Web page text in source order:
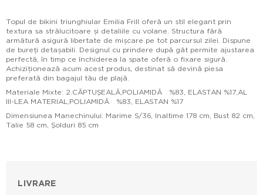
Topul de bikini triunghiular Emilia Frill oferă un stil elegant prin
textura sa strălucitoare și detaliile cu volane. Structura fără
armătură asigură libertate de mișcare pe tot parcursul zilei. Dispune
de bureți detașabili. Designul cu prindere după gât permite ajustarea
perfectă, în timp ce închiderea la spate oferă o fixare sigură.
Achiziționează acum acest produs, destinat să devină piesa
preferată din bagajul tău de plajă.
Materiale Mixte: 2.CĂPTUŞEALĂ,POLIAMIDĂ %83, ELASTAN %17,AL
III-LEA MATERIAL,POLIAMIDĂ %83, ELASTAN %17
Dimensiunea Manechinului: Marime S/36, Inaltime 178 cm, Bust 82 cm,
Talie 58 cm, Şolduri 85 cm
LIVRARE